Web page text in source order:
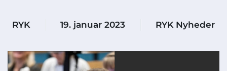
RYK 19. januar 2023 RYK Nyheder